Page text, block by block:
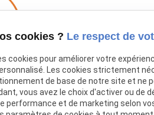
cookies ? Le respect de
cookies pour améliorer votre
Les cookies strictement
de base de notre site et ne
vous avez le choix d'activer ou de
performance et de marketing selon